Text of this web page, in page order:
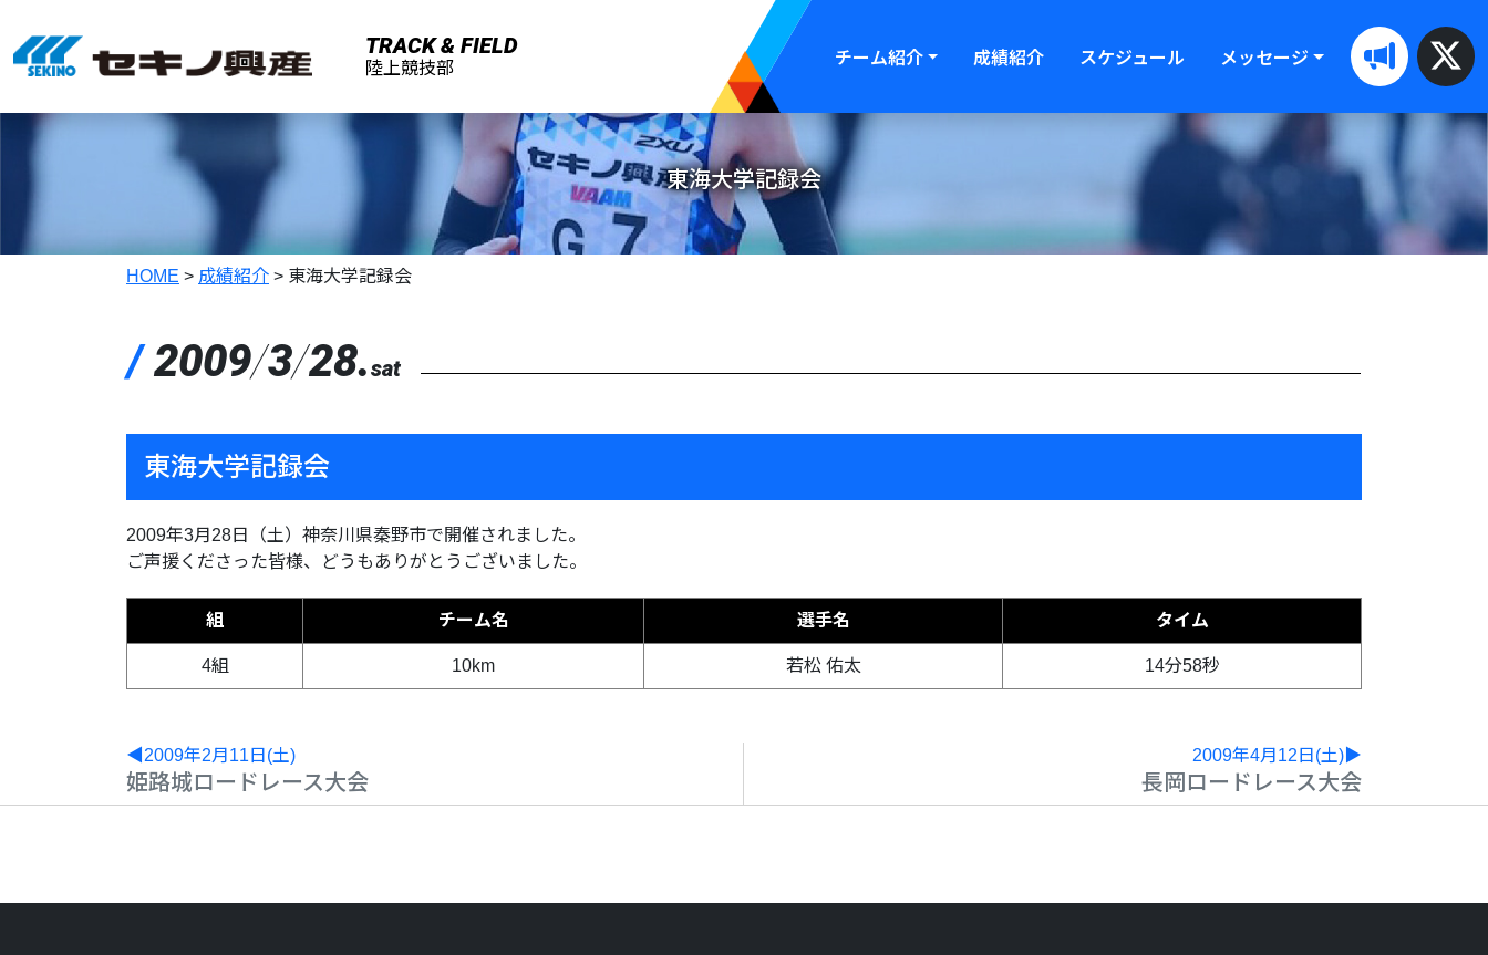
TRACK & FIELD
陸上競技部
チーム紹介 成績紹介 スケジュール メッセージ
東海大学記録会
HOME > 成績紹介 > 東海大学記録会
/2009/3/28.sat
東海大学記録会
2009年3月28日（土）神奈川県秦野市で開催されました。
ご声援くださった皆様、どうもありがとうございました。
組 チーム名 選手名 タイム
4組 10km 若松 佑太 14分58秒
◀2009年2月11日(土)
姫路城ロードレース大会
2009年4月12日(土)▶
長岡ロードレース大会